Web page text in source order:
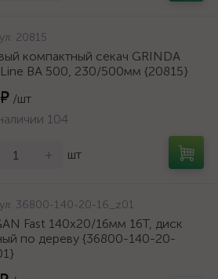
20815
компактный секач GRINDA
BA 500, 230/500мм {20815}
/шт
104
+ шт
36800-140-20-16_z01
Fast 140x20/16мм 16Т, диск
по дереву {36800-140-20-